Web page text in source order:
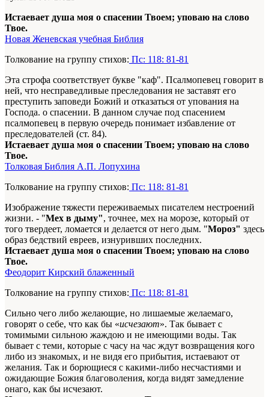
Истаевает душа моя о спасении Твоем; уповаю на слово
Твое.
Новая Женевская учебная Библия
Толкование на группу стихов: Пс: 118: 81-81
Эта строфа соответствует букве "каф". Псалмопевец говорит в
ней, что несправедливые преследования не заставят его
преступить заповеди Божий и отказаться от упования на
Господа. о спасении. В данном случае под спасением
псалмопевец в первую очередь понимает избавление от
преследователей (ст. 84).
Истаевает душа моя о спасении Твоем; уповаю на слово
Твое.
Толковая Библия А.П. Лопухина
Толкование на группу стихов: Пс: 118: 81-81
Изображение тяжести переживаемых писателем нестроений
жизни. - "Мех в дыму", точнее, мех на морозе, который от
того твердеет, ломается и делается от него дым. "Мороз" здесь
образ бедствий евреев, изнуривших последних.
Истаевает душа моя о спасении Твоем; уповаю на слово
Твое.
Феодорит Кирский блаженный
Толкование на группу стихов: Пс: 118: 81-81
Сильно чего либо желающие, но лишаемые желаемаго,
говорят о себе, что как бы «исчезают». Так бывает с
томимыми сильною жаждою и не имеющими воды. Так
бывает с теми, которые с часу на час ждут возвращения кого
либо из знакомых, и не видя его прибытия, истаевают от
желания. Так и борющиеся с какими-либо несчастиями и
ожидающие Божия благоволения, когда видят замедление
онаго, как бы исчезают.